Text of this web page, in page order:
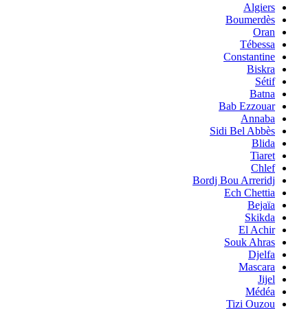
Algiers
Boumerdès
Oran
Tébessa
Constantine
Biskra
Sétif
Batna
Bab Ezzouar
Annaba
Sidi Bel Abbès
Blida
Tiaret
Chlef
Bordj Bou Arreridj
Ech Chettia
Bejaïa
Skikda
El Achir
Souk Ahras
Djelfa
Mascara
Jijel
Médéa
Tizi Ouzou